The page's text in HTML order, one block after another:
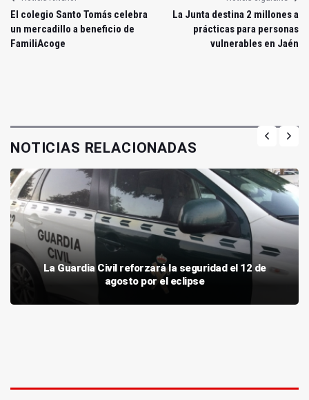
El colegio Santo Tomás celebra
un mercadillo a beneficio de
FamiliAcoge
La Junta destina 2 millones a
prácticas para personas
vulnerables en Jaén
NOTICIAS RELACIONADAS
La Guardia Civil reforzará la seguridad el 12 de
agosto por el eclipse